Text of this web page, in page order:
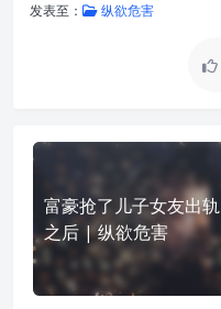
发表至： 纵欲危害
富豪抢了儿子女友出轨
之后 | 纵欲危害